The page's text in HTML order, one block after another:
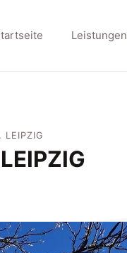
Leistungen